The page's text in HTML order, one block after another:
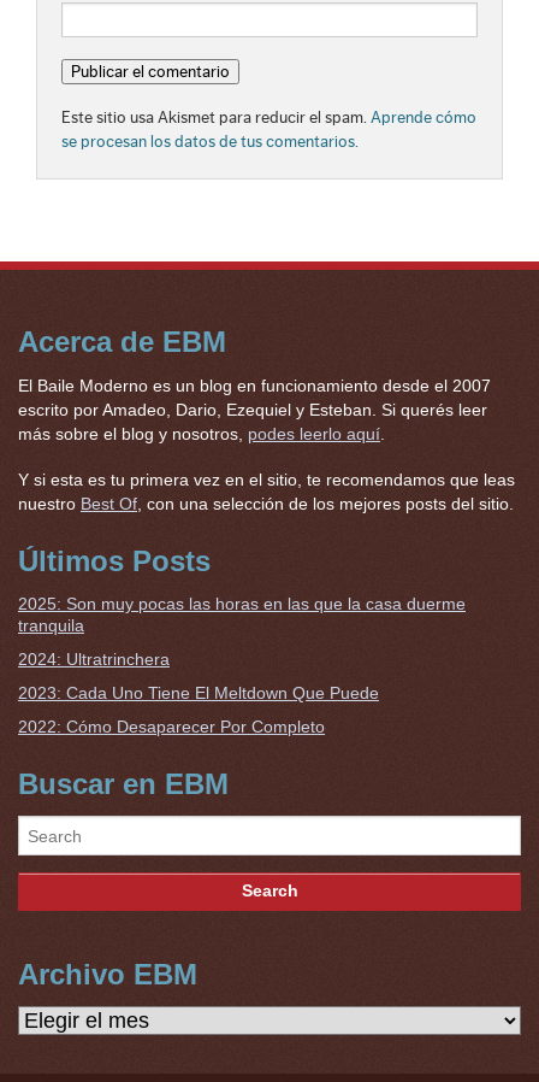
Este sitio usa Akismet para reducir el spam. Aprende cómo
se procesan los datos de tus comentarios.
Acerca de EBM
El Baile Moderno es un blog en funcionamiento desde el 2007
escrito por Amadeo, Dario, Ezequiel y Esteban. Si querés leer
más sobre el blog y nosotros, podes leerlo aquí
Y si esta es tu primera vez en el sitio, te recomendamos que leas
nuestro Best Of , con una selección de los mejores posts del sitio.
Últimos Posts
2025: Son muy pocas las horas en las que la casa duerme
tranquila
2024: Ultratrinchera
2023: Cada Uno Tiene El Meltdown Que Puede
2022: Cómo Desaparecer Por Completo
Buscar en EBM
Archivo EBM
Archivo
EBM